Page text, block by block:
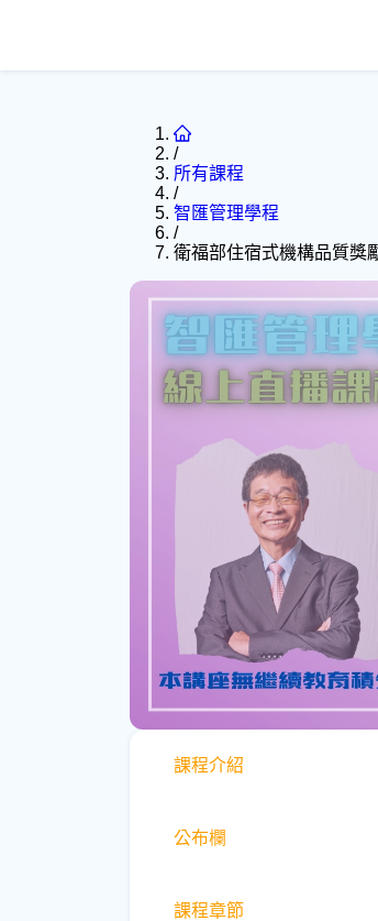
/
所有課程
/
智匯管理學程
/
衛福部住宿式機構品質獎
課程介紹
公布欄
課程章節